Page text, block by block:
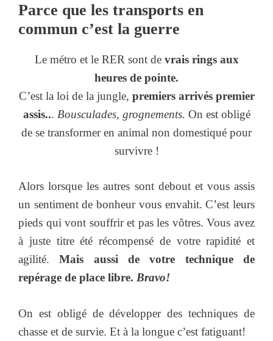
Parce que les transports en
commun c’est la guerre
Le métro et le RER sont de vrais rings aux
heures de pointe.
C’est la loi de la jungle, premiers arrivés premier
assis... Bousculades, grognements. On est obligé
de se transformer en animal non domestiqué pour
survivre !
Alors lorsque les autres sont debout et vous assis
un sentiment de bonheur vous envahit. C’est leurs
pieds qui vont souffrir et pas les vôtres. Vous avez
à juste titre été récompensé de votre rapidité et
agilité. Mais aussi de votre technique de
repérage de place libre. Bravo!
On est obligé de développer des techniques de
chasse et de survie. Et à la longue c’est fatiguant!